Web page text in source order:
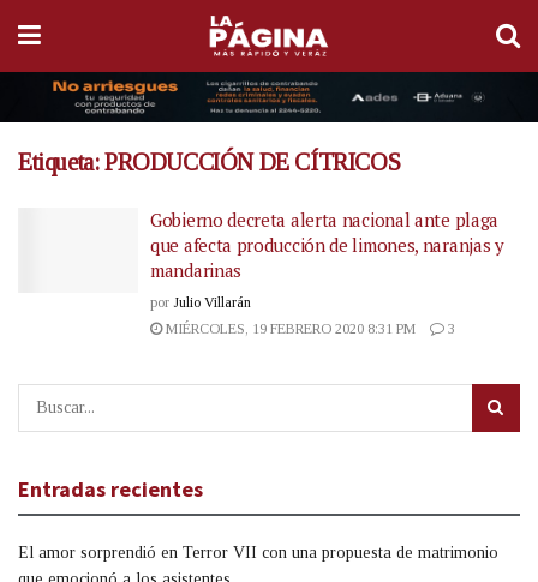
Etiqueta:PRODUCCIÓN DE CÍTRICOS
Gobierno decreta alerta nacional ante plaga
que afecta producción de limones, naranjas y
mandarinas
por Julio Villarán
MIÉRCOLES, 19 FEBRERO 2020 8:31 PM
3
Entradas recientes
El amor sorprendió en Terror VII con una propuesta de matrimonio